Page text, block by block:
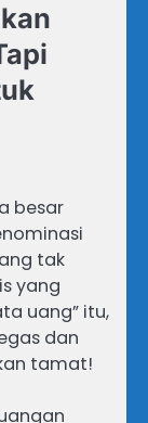
besar
tak
yang
uang” itu,
dan
tamat!